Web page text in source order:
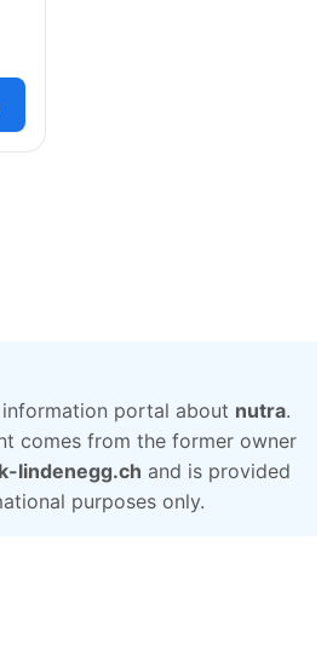
portal about nutra.
comes from the former owner
lindenegg.ch and is provided
purposes only.